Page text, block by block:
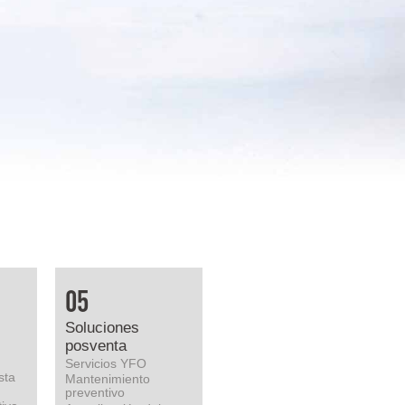
05
Soluciones
posventa
Servicios YFO
Mantenimiento
preventivo